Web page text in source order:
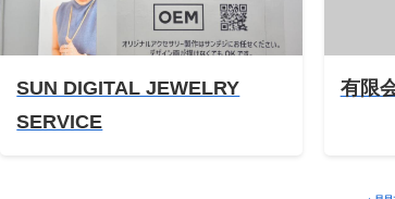
SUN DIGITAL JEWELRY
SERVICE
有限